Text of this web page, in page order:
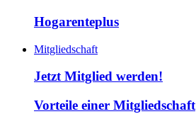
Hogarenteplus
Mitgliedschaft
Jetzt Mitglied werden!
Vorteile einer Mitgliedschaft